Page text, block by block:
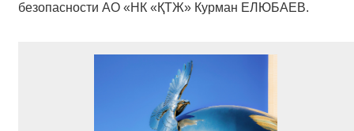
безопасности АО «НК «ҚТЖ» Курман ЕЛЮБАЕВ.